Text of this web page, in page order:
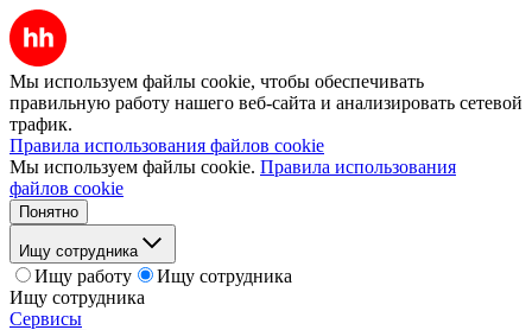
Мы используем файлы cookie, чтобы обеспечивать
правильную работу нашего веб-сайта и анализировать сетевой
трафик.
Правила использования файлов cookie
Мы используем файлы cookie. Правила использования
файлов cookie
Понятно
Ищу сотрудника
Ищу работу
Ищу сотрудника
Ищу сотрудника
Сервисы